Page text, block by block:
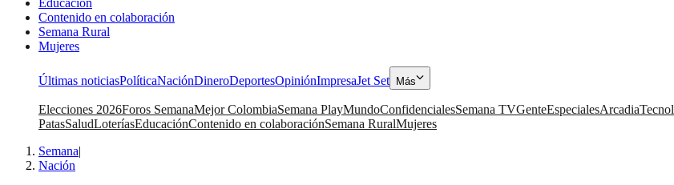
Educación
Contenido en colaboración
Semana Rural
Mujeres
Últimas noticiasPolíticaNaciónDineroDeportesOpiniónImpresaJet Set Más
Elecciones 2026Foros SemanaMejor ColombiaSemana PlayMundoConfidencialesSemana TVGenteEspecialesArcadia
PatasSaludLoteríasEducaciónContenido en colaboraciónSemana RuralMujeres
Semana|
Nación